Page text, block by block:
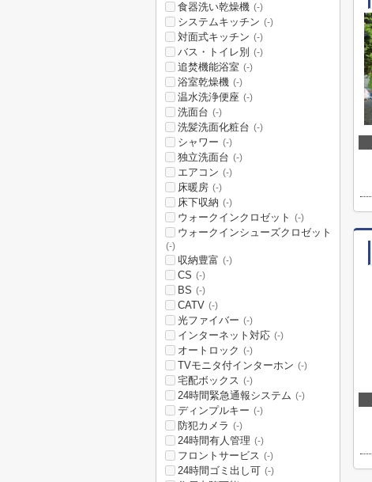
食器洗い乾燥機 (-)
システムキッチン (-)
対面式キッチン (-)
バス・トイレ別 (-)
追焚機能浴室 (-)
浴室乾燥機 (-)
温水洗浄便座 (-)
洗面台 (-)
洗髪洗面化粧台 (-)
シャワー (-)
独立洗面台 (-)
エアコン (-)
床暖房 (-)
床下収納 (-)
ウォークインクロゼット (-)
ウォークインシューズクロゼット
(-)
収納豊富 (-)
CS (-)
BS (-)
CATV (-)
光ファイバー (-)
インターネット対応 (-)
オートロック (-)
TVモニタ付インターホン (-)
宅配ボックス (-)
24時間緊急通報システム (-)
ディンプルキー (-)
防犯カメラ (-)
24時間有人管理 (-)
フロントサービス (-)
24時間ゴミ出し可 (-)